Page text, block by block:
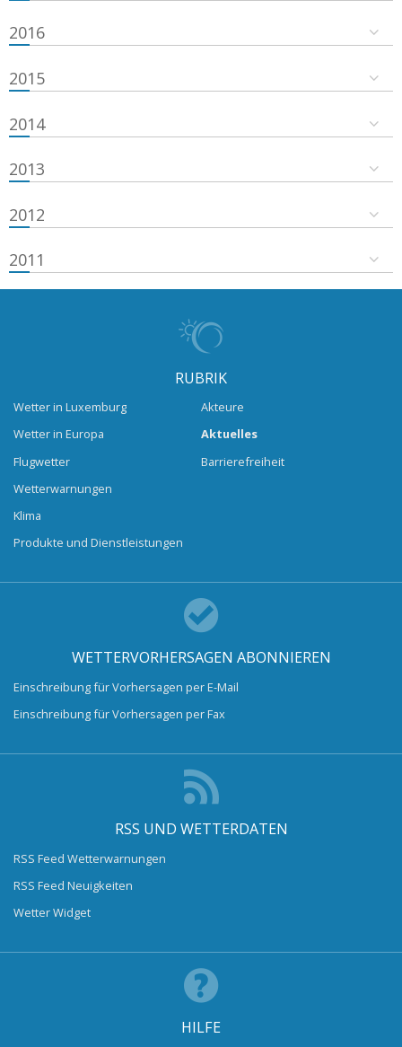
2016
2015
2014
2013
2012
2011
RUBRIK
Wetter in Luxemburg
Wetter in Europa
Flugwetter
Wetterwarnungen
Klima
Produkte und Dienstleistungen
Akteure
Aktuelles
Barrierefreiheit
WETTERVORHERSAGEN ABONNIEREN
Einschreibung für Vorhersagen per E-Mail
Einschreibung für Vorhersagen per Fax
RSS UND WETTERDATEN
RSS Feed Wetterwarnungen
RSS Feed Neuigkeiten
Wetter Widget
HILFE